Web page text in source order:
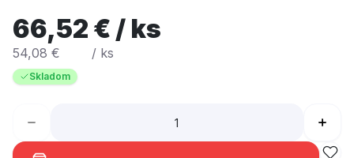
66,52 € / ks
54,08 € / ks
Skladom